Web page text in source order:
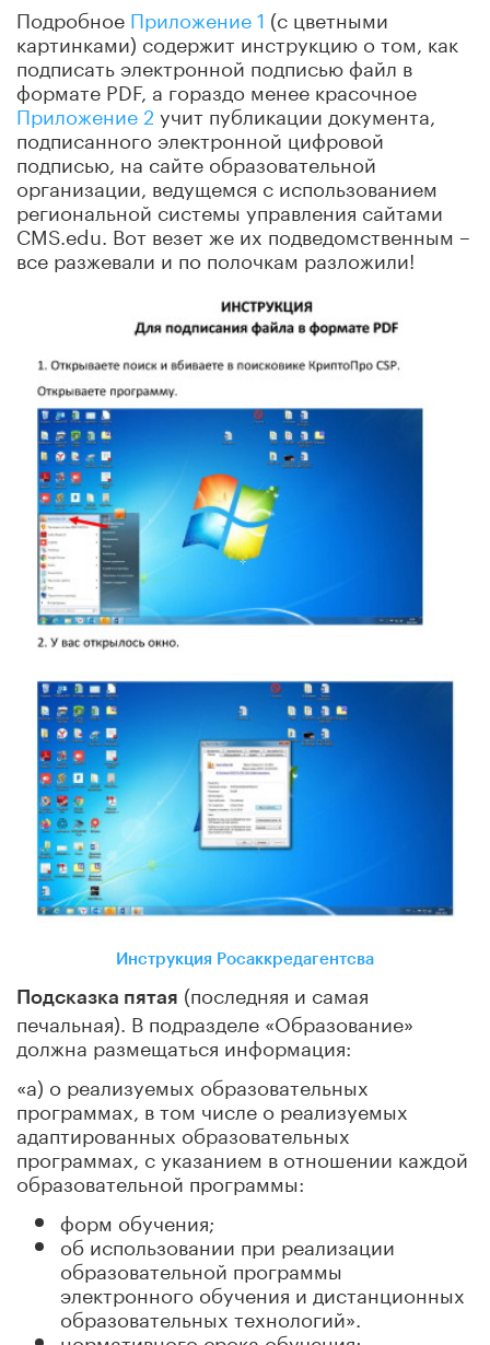
Подробное Приложение 1 (с цветными
картинками) содержит инструкцию о том, как
подписать электронной подписью файл в
формате PDF, а гораздо менее красочное
Приложение 2 учит публикации документа,
подписанного электронной цифровой
подписью, на сайте образовательной
организации, ведущемся с использованием
региональной системы управления сайтами
CMS.edu. Вот везет же их подведомственным –
все разжевали и по полочкам разложили!
Инструкция Росаккредагентсва
Подсказка пятая (последняя и самая
печальная). В подразделе «Образование»
должна размещаться информация:
«а) о реализуемых образовательных
программах, в том числе о реализуемых
адаптированных образовательных
программах, с указанием в отношении каждой
образовательной программы:
форм обучения;
об использовании при реализации
образовательной программы
электронного обучения и дистанционных
образовательных технологий».